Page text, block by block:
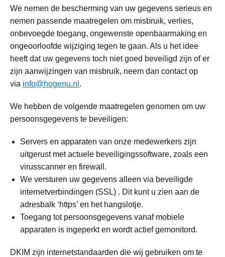
We nemen de bescherming van uw gegevens serieus en
nemen passende maatregelen om misbruik, verlies,
onbevoegde toegang, ongewenste openbaarmaking en
ongeoorloofde wijziging tegen te gaan. Als u het idee
heeft dat uw gegevens toch niet goed beveiligd zijn of er
zijn aanwijzingen van misbruik, neem dan contact op
via info@hogenu.nl .
We hebben de volgende maatregelen genomen om uw
persoonsgegevens te beveiligen:
Servers en apparaten van onze medewerkers zijn
uitgerust met actuele beveiligingssoftware, zoals een
virusscanner en firewall.
We versturen uw gegevens alleen via beveiligde
internetverbindingen (SSL) . Dit kunt u zien aan de
adresbalk ‘https’ en het hangslotje.
Toegang tot persoonsgegevens vanaf mobiele
apparaten is ingeperkt en wordt actief gemonitord.
DKIM zijn internetstandaarden die wij gebruiken om te